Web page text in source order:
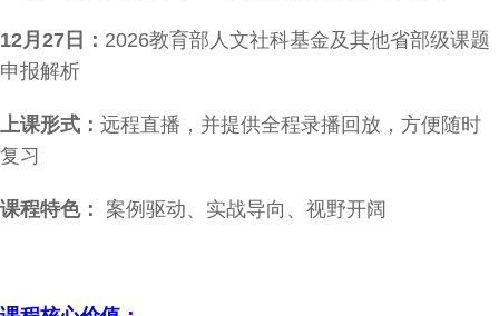
12月27日： 2026教育部人文社科基金及其他省部级课题
申报解析
上课形式： 远程直播，并提供全程录播回放，方便随时
复习
课程特色： 案例驱动、实战导向、视野开阔